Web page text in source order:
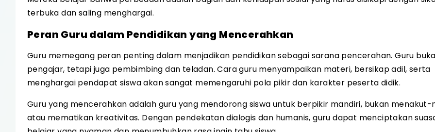
terbuka dan saling menghargai.
Peran Guru dalam Pendidikan yang Mencerahkan
Guru memegang peran penting dalam menjadikan pendidikan sebagai sarana pencerahan. Guru
pengajar, tetapi juga pembimbing dan teladan. Cara guru menyampaikan materi, bersikap adil, serta
menghargai pendapat siswa akan sangat memengaruhi pola pikir dan karakter peserta didik.
Guru yang mencerahkan adalah guru yang mendorong siswa untuk berpikir mandiri, bukan menakut-
atau mematikan kreativitas. Dengan pendekatan dialogis dan humanis, guru dapat menciptakan